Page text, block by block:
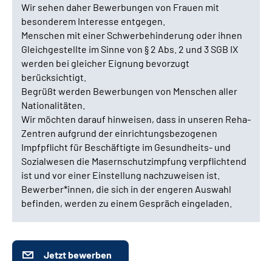
Wir sehen daher Bewerbungen von Frauen mit
besonderem Interesse entgegen.
Menschen mit einer Schwerbehinderung oder ihnen
Gleichgestellte im Sinne von § 2 Abs. 2 und 3 SGB IX
werden bei gleicher Eignung bevorzugt
berücksichtigt.
Begrüßt werden Bewerbungen von Menschen aller
Nationalitäten.
Wir möchten darauf hinweisen, dass in unseren Reha-
Zentren aufgrund der einrichtungsbezogenen
Impfpflicht für Beschäftigte im Gesundheits- und
Sozialwesen die Masernschutzimpfung verpflichtend
ist und vor einer Einstellung nachzuweisen ist.
Bewerber*innen, die sich in der engeren Auswahl
befinden, werden zu einem Gespräch eingeladen.
Jetzt bewerben